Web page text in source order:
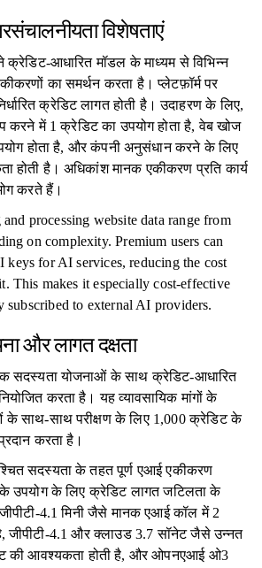
विशेषताएं
क्रेडिट-आधारित मॉडल के माध्यम से विभिन्न
का समर्थन करता है। प्लेटफ़ॉर्म पर
क्रेडिट लागत होती है। उदाहरण के लिए,
करने में 1 क्रेडिट का उपयोग होता है, वेब खोज
होता है, और कंपनी अनुसंधान करने के लिए
होती है। अधिकांश मानक एकीकरण प्रति कार्य
करते हैं।
processing website data range from
on complexity. Premium users can
for AI services, reducing the cost
This makes it especially cost-effective
subscribed to external AI providers.
और लागत दक्षता
सदस्यता योजनाओं के साथ क्रेडिट-आधारित
करता है। यह व्यावसायिक मांगों के
साथ-साथ परीक्षण के लिए 1,000 क्रेडिट के
करता है।
सदस्यता के तहत पूर्ण एआई एकीकरण
उपयोग के लिए क्रेडिट लागत जटिलता के
4.1 मिनी जैसे मानक एआई कॉल में 2
जीपीटी-4.1 और क्लाउड 3.7 सॉनेट जैसे उन्नत
की आवश्यकता होती है, और ओपनएआई ओ3